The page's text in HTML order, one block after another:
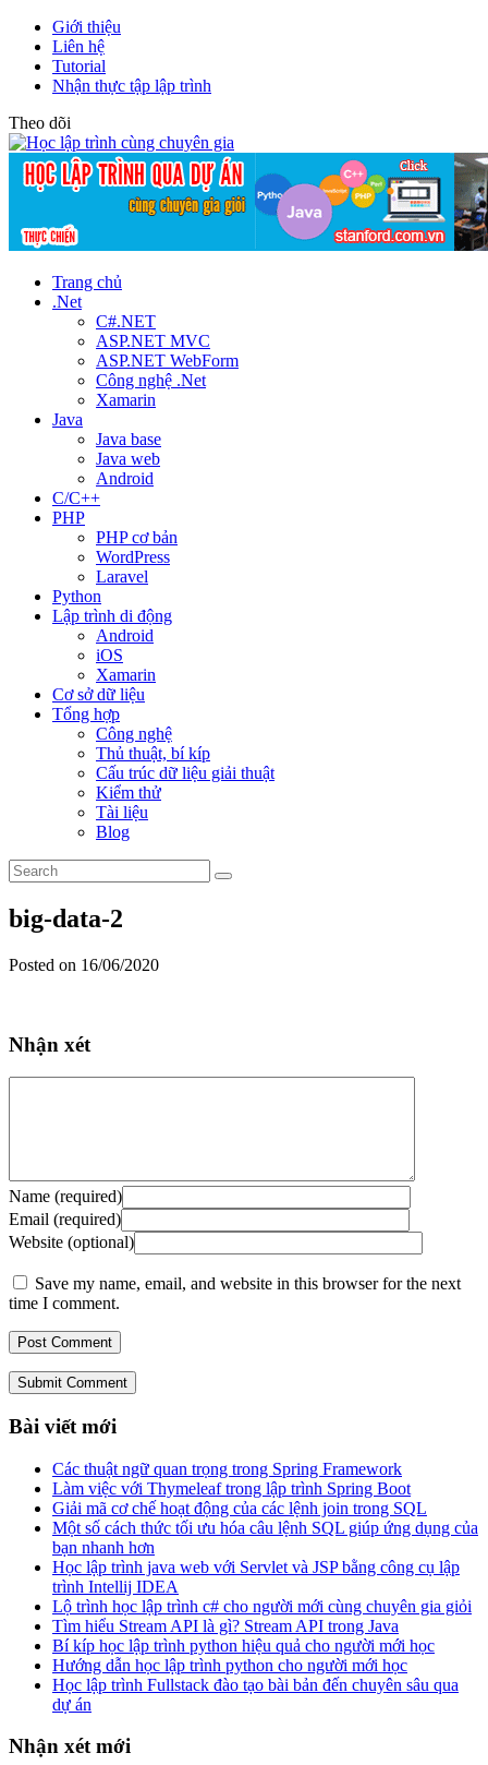
Giới thiệu
Liên hệ
Tutorial
Nhận thực tập lập trình
Theo dõi
Trang chủ
.Net
C#.NET
ASP.NET MVC
ASP.NET WebForm
Công nghệ .Net
Xamarin
Java
Java base
Java web
Android
C/C++
PHP
PHP cơ bản
WordPress
Laravel
Python
Lập trình di động
Android
iOS
Xamarin
Cơ sở dữ liệu
Tổng hợp
Công nghệ
Thủ thuật, bí kíp
Cấu trúc dữ liệu giải thuật
Kiểm thử
Tài liệu
Blog
big-data-2
Posted on 16/06/2020
Nhận xét
Name (required)
Email (required)
Website (optional)
Save my name, email, and website in this browser for the next
time I comment.
Submit Comment
Bài viết mới
Các thuật ngữ quan trọng trong Spring Framework
Làm việc với Thymeleaf trong lập trình Spring Boot
Giải mã cơ chế hoạt động của các lệnh join trong SQL
Một số cách thức tối ưu hóa câu lệnh SQL giúp ứng dụng của
bạn nhanh hơn
Học lập trình java web với Servlet và JSP bằng công cụ lập
trình Intellij IDEA
Lộ trình học lập trình c# cho người mới cùng chuyên gia giỏi
Tìm hiểu Stream API là gì? Stream API trong Java
Bí kíp học lập trình python hiệu quả cho người mới học
Hướng dẫn học lập trình python cho người mới học
Học lập trình Fullstack đào tạo bài bản đến chuyên sâu qua
dự án
Nhận xét mới